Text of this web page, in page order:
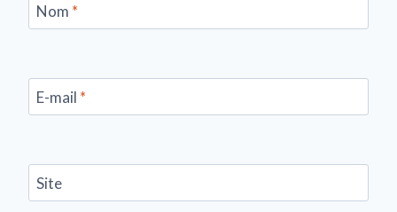
Nom *
E-mail *
Site